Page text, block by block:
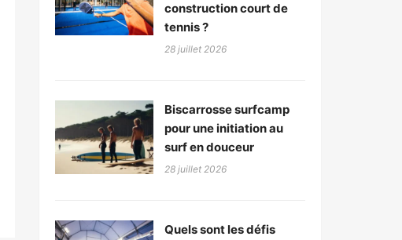
construction court de
tennis ?
28 juillet 2026
Biscarrosse surfcamp
pour une initiation au
surf en douceur
28 juillet 2026
Quels sont les défis